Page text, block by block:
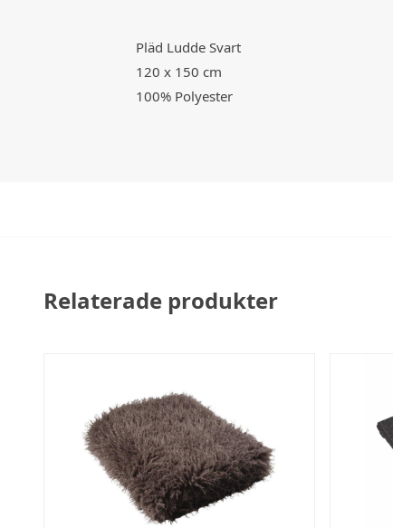
Pläd Ludde Svart
120 x 150 cm
100% Polyester
Relaterade produkter